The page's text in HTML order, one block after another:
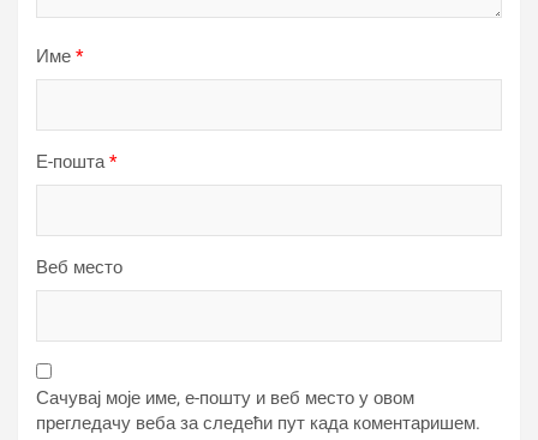
Име *
Е-пошта*
Веб место
Сачувај моје име, е-пошту и веб место у овом
прегледачу веба за следећи пут када коментаришем.